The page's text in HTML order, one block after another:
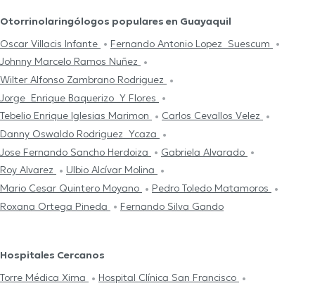
Otorrinolaringólogos populares en Guayaquil
Oscar Villacis Infante
Fernando Antonio Lopez Suescum
Johnny Marcelo Ramos Nuñez
Wilter Alfonso Zambrano Rodriguez
Jorge Enrique Baquerizo Y Flores
Tebelio Enrique Iglesias Marimon
Carlos Cevallos Velez
Danny Oswaldo Rodriguez Ycaza
Jose Fernando Sancho Herdoiza
Gabriela Alvarado
Roy Alvarez
Ulbio Alcívar Molina
Mario Cesar Quintero Moyano
Pedro Toledo Matamoros
Roxana Ortega Pineda
Fernando Silva Gando
Hospitales Cercanos
Torre Médica Xima
Hospital Clínica San Francisco